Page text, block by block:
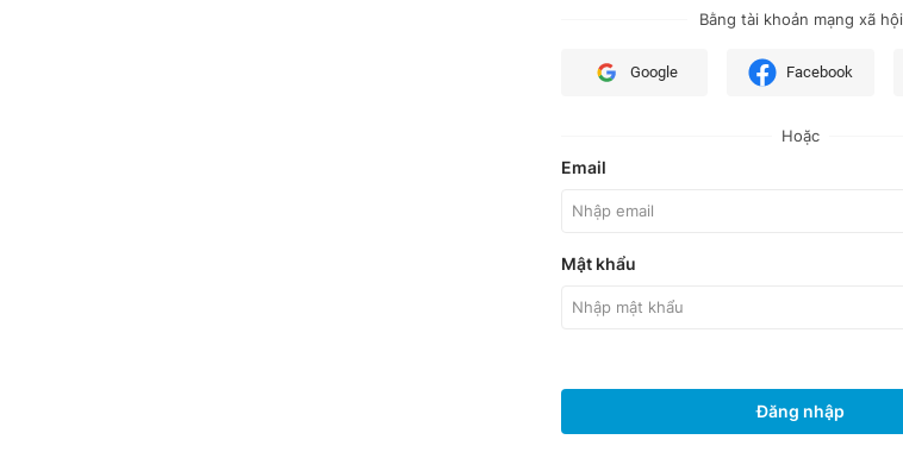
Bằng tài khoản mạng xã hội
Google Facebook
Hoặc
Email
Mật khẩu
Đăng nhập